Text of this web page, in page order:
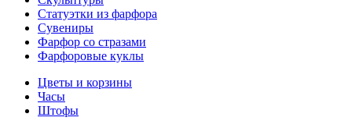
Статуэтки из фарфора
Сувениры
Фарфор со стразами
Фарфоровые куклы
Цветы и корзины
Часы
Штофы